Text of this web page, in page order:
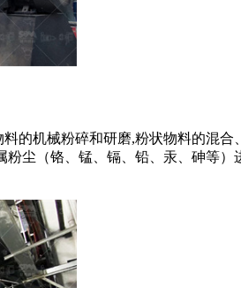
料的机械粉碎和研磨,粉状物料的混
尘（铬、锰、镉、铅、汞、砷等）